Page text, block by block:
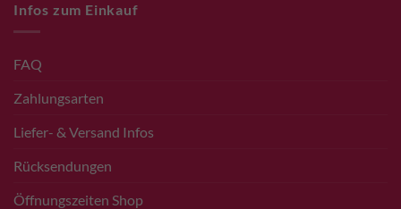
Infos zum Einkauf
FAQ
Zahlungsarten
Liefer- & Versand Infos
Rücksendungen
Öffnungszeiten Shop